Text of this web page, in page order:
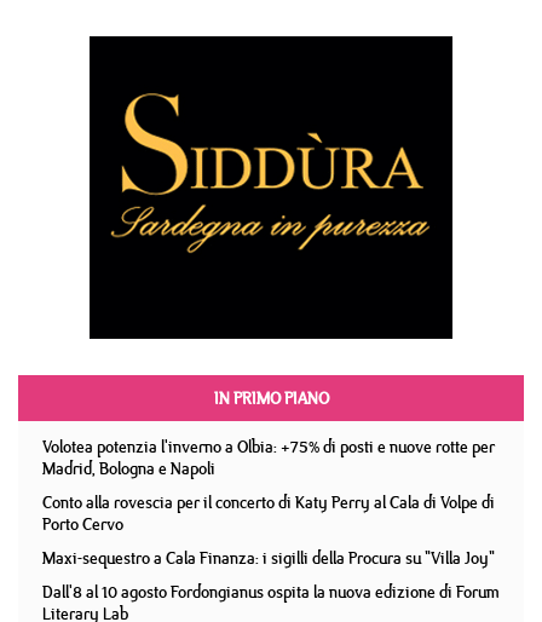
IN PRIMO PIANO
Volotea potenzia l'inverno a Olbia: +75% di posti e nuove rotte per
Madrid, Bologna e Napoli
Conto alla rovescia per il concerto di Katy Perry al Cala di Volpe di
Porto Cervo
Maxi-sequestro a Cala Finanza: i sigilli della Procura su "Villa Joy"
Dall'8 al 10 agosto Fordongianus ospita la nuova edizione di Forum
Literary Lab